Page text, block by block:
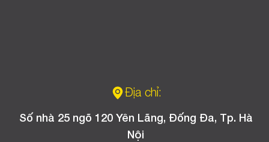
Địa chỉ:
Số nhà 25 ngõ 120 Yên Lãng, Đống Đa, Tp. Hà
Nội